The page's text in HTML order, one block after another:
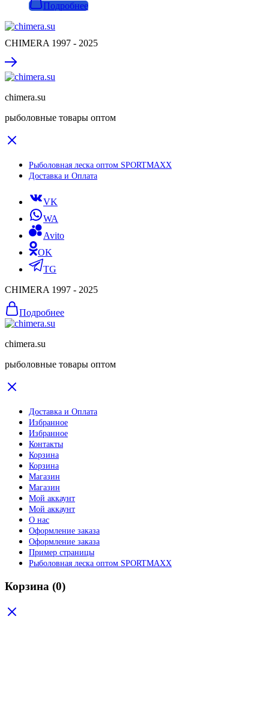
Подробнее
CHIMERA 1997 - 2025
chimera.su
рыболовные товары оптом
Рыболовная леска оптом SPORTMAXX
Доставка и Оплата
VK
WA
Avito
OK
TG
CHIMERA 1997 - 2025
Подробнее
chimera.su
рыболовные товары оптом
Доставка и Оплата
Избранное
Избранное
Контакты
Корзина
Корзина
Магазин
Магазин
Мой аккаунт
Мой аккаунт
О нас
Оформление заказа
Оформление заказа
Пример страницы
Рыболовная леска оптом SPORTMAXX
Корзина (0)